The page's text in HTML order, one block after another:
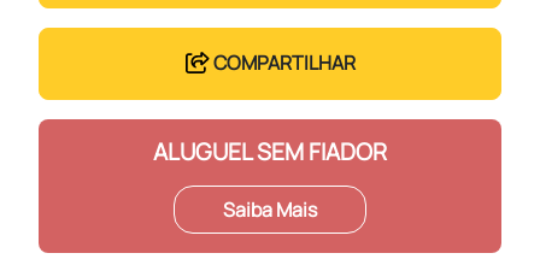
COMPARTILHAR
ALUGUEL SEM FIADOR
Saiba Mais